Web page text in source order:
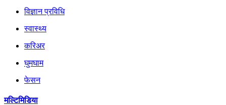
विज्ञान प्रविधि
स्वास्थ्य
करिअर
घुमघाम
फेसन
मल्टिमिडिया